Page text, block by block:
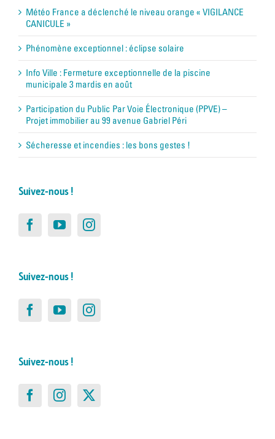
Météo France a déclenché le niveau orange « VIGILANCE
CANICULE »
Phénomène exceptionnel : éclipse solaire
Info Ville : Fermeture exceptionnelle de la piscine
municipale 3 mardis en août
Participation du Public Par Voie Électronique (PPVE) –
Projet immobilier au 99 avenue Gabriel Péri
Sécheresse et incendies : les bons gestes !
Suivez-nous !
Suivez-nous !
Suivez-nous !